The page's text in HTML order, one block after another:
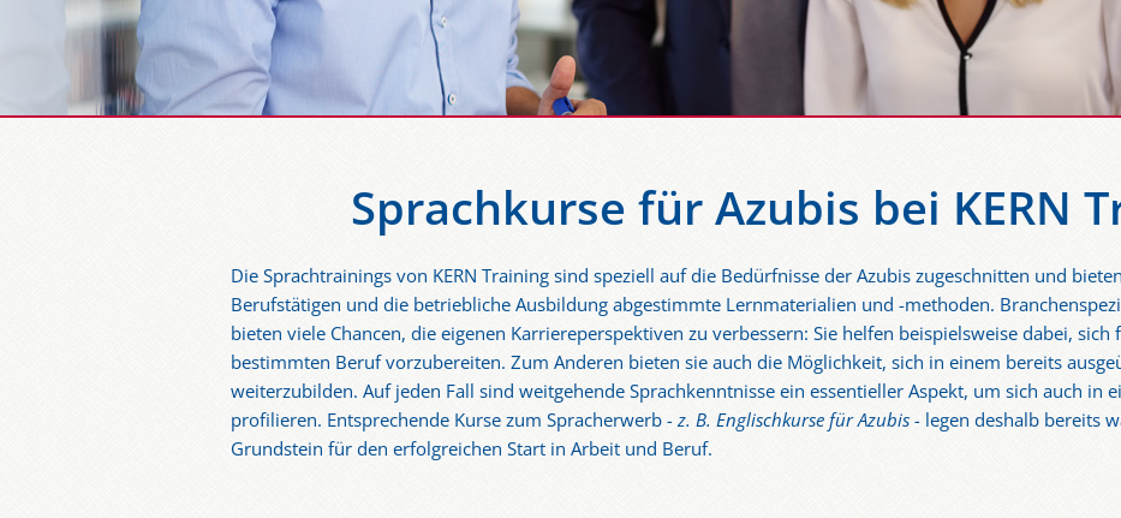
Sprachkurse für Azubis bei KERN
Die Sprachtrainings von KERN Training sind speziell auf die Bedürfnisse der Azubis zugeschnitten und
Berufstätigen und die betriebliche Ausbildung abgestimmte Lernmaterialien und -methoden.
bieten viele Chancen, die eigenen Karriereperspektiven zu verbessern: Sie helfen beispielsweise dabei,
bestimmten Beruf vorzubereiten. Zum Anderen bieten sie auch die Möglichkeit, sich in einem bereits
weiterzubilden. Auf jeden Fall sind weitgehende Sprachkenntnisse ein essentieller Aspekt, um sich auch in
profilieren. Entsprechende Kurse zum Spracherwerb- z. B. Englischkurse für Azubis - legen deshalb bereits
Grundstein für den erfolgreichen Start in Arbeit und Beruf.